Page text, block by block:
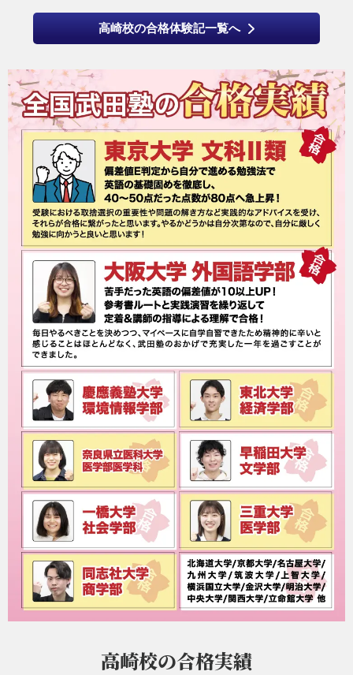
高崎校の合格体験記一覧へ
高崎校の合格実績